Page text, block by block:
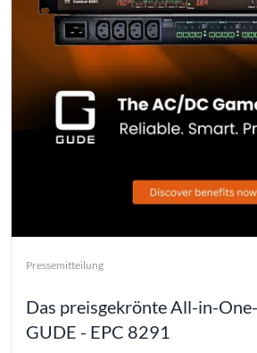
Pressemitteilung
Das preisgekrönte All-in-
GUDE - EPC 8291